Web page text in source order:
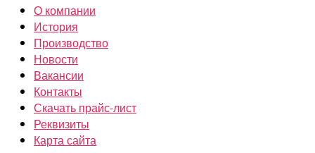
О компании
История
Производство
Новости
Вакансии
Контакты
Скачать прайс-лист
Реквизиты
Карта сайта